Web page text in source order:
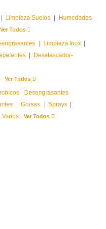
| Limpieza Suelos |
Humedades
Ver Todos
| Limpieza Inox |
|
Desatascador-
Ver Todos
Desengrasantes
| Grasas | Sprays |
Varios Ver Todos